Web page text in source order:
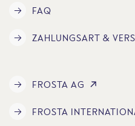
FAQ
ZAHLUNGSART &
FROSTA AG
FROSTA